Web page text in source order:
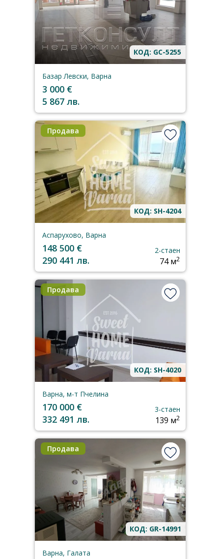
КОД: GC-5255
Базар Левски, Варна
3 000 €
5 867 лв.
Продава
КОД: SH-4204
Аспарухово, Варна
148 500 €
290 441 лв.
2-стаен
74 м2
Продава
КОД: SH-4020
Варна, м-т Пчелина
170 000 €
332 491 лв.
3-стаен
139 м2
Продава
КОД: GR-14991
Варна, Галата